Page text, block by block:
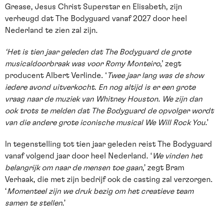
Grease, Jesus Christ Superstar en Elisabeth, zijn
verheugd dat The Bodyguard vanaf 2027 door heel
Nederland te zien zal zijn.
‘Het is tien jaar geleden dat The Bodyguard de grote
musicaldoorbraak was voor Romy Monteiro,’ zegt
producent Albert Verlinde. ‘Twee jaar lang was de show
iedere avond uitverkocht. En nog altijd is er een grote
vraag naar de muziek van Whitney Houston. We zijn dan
ook trots te melden dat The Bodyguard de opvolger wordt
van die andere grote iconische musical We Will Rock You.’
In tegenstelling tot tien jaar geleden reist The Bodyguard
vanaf volgend jaar door heel Nederland. ‘ We vinden het
belangrijk om naar de mensen toe gaan,’ zegt Bram
Verhaak, die met zijn bedrijf ook de casting zal verzorgen.
‘Momenteel zijn we druk bezig om het creatieve team
samen te stellen.’